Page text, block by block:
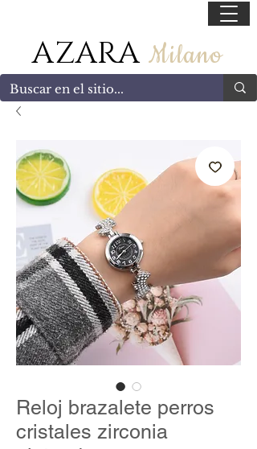
AZARA Milano
Reloj brazalete perros
cristales zirconia